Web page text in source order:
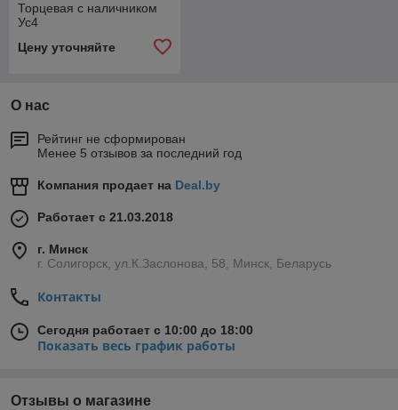
Торцевая с наличником
Ус4
Цену уточняйте
О нас
Рейтинг не сформирован
Менее 5 отзывов за последний год
Компания продает на Deal.by
Работает с 21.03.2018
г. Минск
г. Солигорск, ул.К.Заслонова, 58, Минск, Беларусь
Контакты
Сегодня работает с 10:00 до 18:00
Показать весь график работы
Отзывы о магазине